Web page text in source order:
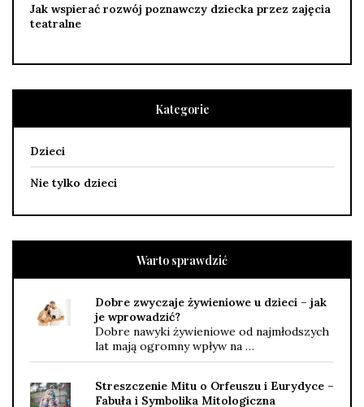
Jak wspierać rozwój poznawczy dziecka przez zajęcia
teatralne
Kategorie
Dzieci
Nie tylko dzieci
Warto sprawdzić
Dobre zwyczaje żywieniowe u dzieci – jak
je wprowadzić?
Dobre nawyki żywieniowe od najmłodszych
lat mają ogromny wpływ na …
Streszczenie Mitu o Orfeuszu i Eurydyce –
Fabuła i Symbolika Mitologiczna